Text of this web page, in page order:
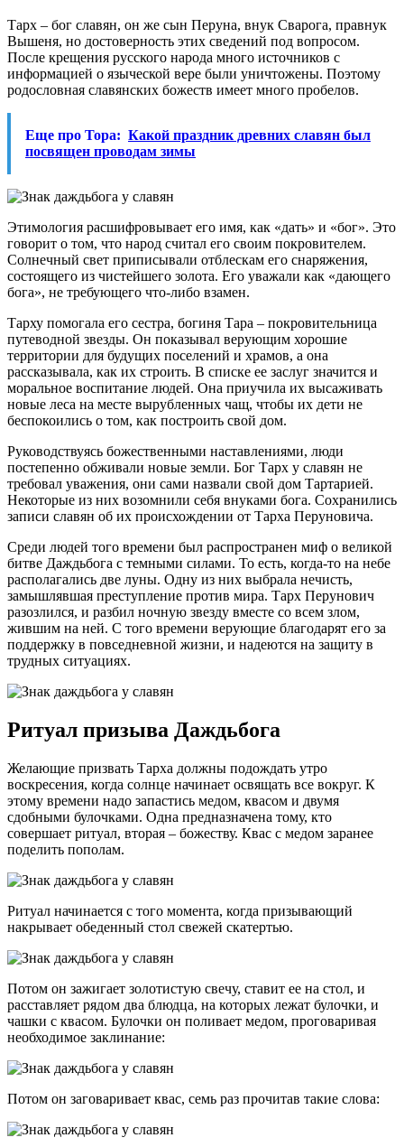
Тарх – бог славян, он же сын Перуна, внук Сварога, правнук
Вышеня, но достоверность этих сведений под вопросом.
После крещения русского народа много источников с
информацией о языческой вере были уничтожены. Поэтому
родословная славянских божеств имеет много пробелов.
Еще про Тора: Какой праздник древних славян был
посвящен проводам зимы
Этимология расшифровывает его имя, как «дать» и «бог». Это
говорит о том, что народ считал его своим покровителем.
Солнечный свет приписывали отблескам его снаряжения,
состоящего из чистейшего золота. Его уважали как «дающего
бога», не требующего что-либо взамен.
Тарху помогала его сестра, богиня Тара – покровительница
путеводной звезды. Он показывал верующим хорошие
территории для будущих поселений и храмов, а она
рассказывала, как их строить. В списке ее заслуг значится и
моральное воспитание людей. Она приучила их высаживать
новые леса на месте вырубленных чащ, чтобы их дети не
беспокоились о том, как построить свой дом.
Руководствуясь божественными наставлениями, люди
постепенно обживали новые земли. Бог Тарх у славян не
требовал уважения, они сами назвали свой дом Тартарией.
Некоторые из них возомнили себя внуками бога. Сохранились
записи славян об их происхождении от Тарха Перуновича.
Среди людей того времени был распространен миф о великой
битве Даждьбога с темными силами. То есть, когда-то на небе
располагались две луны. Одну из них выбрала нечисть,
замышлявшая преступление против мира. Тарх Перунович
разозлился, и разбил ночную звезду вместе со всем злом,
жившим на ней. С того времени верующие благодарят его за
поддержку в повседневной жизни, и надеются на защиту в
трудных ситуациях.
Ритуал призыва Даждьбога
Желающие призвать Тарха должны подождать утро
воскресения, когда солнце начинает освящать все вокруг. К
этому времени надо запастись медом, квасом и двумя
сдобными булочками. Одна предназначена тому, кто
совершает ритуал, вторая – божеству. Квас с медом заранее
поделить пополам.
Ритуал начинается с того момента, когда призывающий
накрывает обеденный стол свежей скатертью.
Потом он зажигает золотистую свечу, ставит ее на стол, и
расставляет рядом два блюдца, на которых лежат булочки, и
чашки с квасом. Булочки он поливает медом, проговаривая
необходимое заклинание:
Потом он заговаривает квас, семь раз прочитав такие слова: